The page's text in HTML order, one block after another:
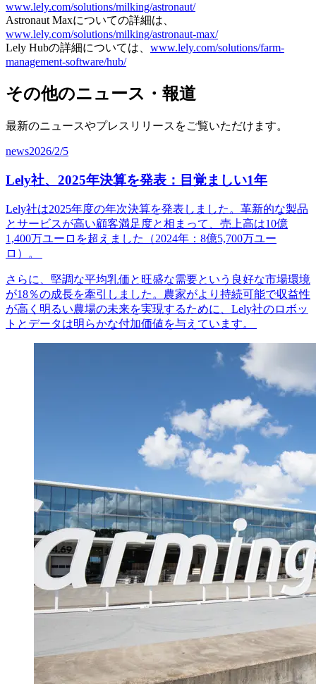
www.lely.com/solutions/milking/astronaut/
Astronaut Maxについての詳細は、
www.lely.com/solutions/milking/astronaut-max/
Lely Hubの詳細については、 www.lely.com/solutions/farm-
management-software/hub/
その他のニュース・報道
最新のニュースやプレスリリースをご覧いただけます。
news2026/2/5
Lely社、2025年決算を発表：目覚ましい1年
Lely社は2025年度の年次決算を発表しました。革新的な製品
とサービスが高い顧客満足度と相まって、売上高は10億
1,400万ユーロを超えました（2024年：8億5,700万ユー
ロ）。
さらに、堅調な平均乳価と旺盛な需要という良好な市場環境
が18％の成長を牽引しました。農家がより持続可能で収益性
が高く明るい農場の未来を実現するために、Lely社のロボッ
トとデータは明らかな付加価値を与えています。